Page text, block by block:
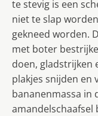
te stevig is een
niet te slap
gekneed worden.
met boter
doen, gladstrijken
plakjes snijden en
bananenmassa in